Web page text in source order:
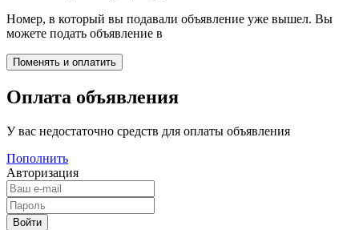
Номер, в который вы подавали объявление уже вышел. Вы
можете подать объявление в
Оплата объявления
У вас недостаточно средств для оплаты объявления
Пополнить
Авторизация